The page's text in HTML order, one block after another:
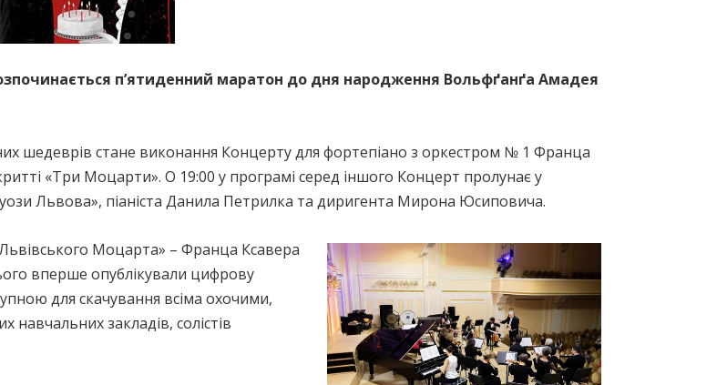
п’ятиденний маратон до дня народження Вольфґанґа Амадея
шедеврів стане виконання Концерту для фортепіано з оркестром № 1 Франца
«Три Моцарти». О 19:00 у програмі серед іншого Концерт пролунає у
Львова», піаніста Данила Петрилка та диригента Мирона Юсиповича.
Моцарта» – Франца Ксавера
вперше опублікували цифрову
для скачування всіма охочими,
закладів, солістів